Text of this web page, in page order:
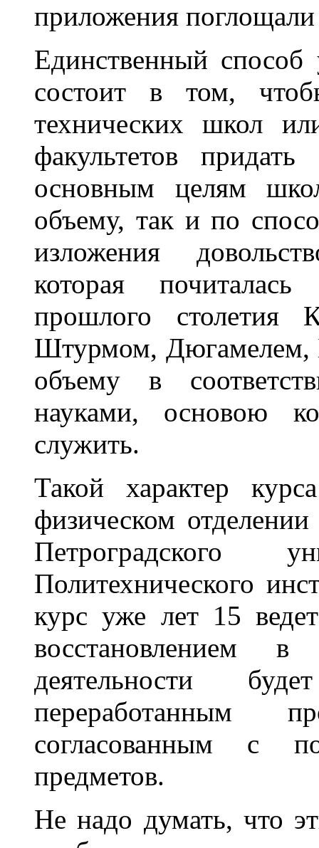
приложения
Единственный способ
состоит в том,
технических школ
факультетов придать
основным целям
объему, так и по
изложения
которая
прошлого
Штурмом, Дюгамелем,
объему в
науками, основою
служить.
Такой характер
физическом отделении
Петроградского
Политехнического
курс уже лет 15
деятельности
переработанным
согласованным с
предметов.
Не надо думать, что